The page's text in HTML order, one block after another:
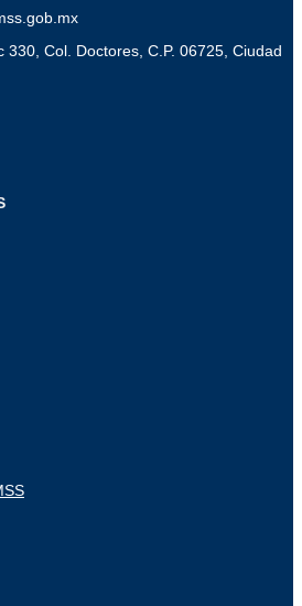
330, Col. Doctores, C.P. 06725, Ciudad